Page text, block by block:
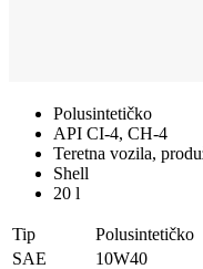
Polusintetičko
API CI-4, CH-4
Teretna vozila,
Shell
20 l
Tip
Polusintetičko
SAE
10W40